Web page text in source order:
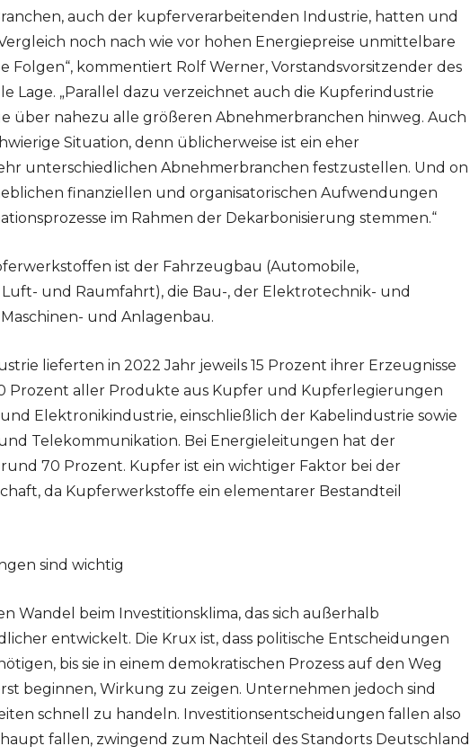
auch der kupferverarbeitenden Industrie, hatten und
noch nach wie vor hohen Energiepreise unmittelbare
Folgen“, kommentiert Rolf Werner, Vorstandsvorsitzender des
Lage. „Parallel dazu verzeichnet auch die Kupferindustrie
über nahezu alle größeren Abnehmerbranchen hinweg. Auch
Situation, denn üblicherweise ist ein eher
unterschiedlichen Abnehmerbranchen festzustellen. Und on
finanziellen und organisatorischen Aufwendungen
im Rahmen der Dekarbonisierung stemmen.“
ist der Fahrzeugbau (Automobile,
und Raumfahrt), die Bau-, der Elektrotechnik- und
und Anlagenbau.
lieferten in 2022 Jahr jeweils 15 Prozent ihrer Erzeugnisse
Prozent aller Produkte aus Kupfer und Kupferlegierungen
Elektronikindustrie, einschließlich der Kabelindustrie sowie
Telekommunikation. Bei Energieleitungen hat der
70 Prozent. Kupfer ist ein wichtiger Faktor bei der
da Kupferwerkstoffe ein elementarer Bestandteil
sind wichtig
Wandel beim Investitionsklima, das sich außerhalb
entwickelt. Die Krux ist, dass politische Entscheidungen
bis sie in einem demokratischen Prozess auf den Weg
beginnen, Wirkung zu zeigen. Unternehmen jedoch sind
schnell zu handeln. Investitionsentscheidungen fallen also
fallen, zwingend zum Nachteil des Standorts Deutschland